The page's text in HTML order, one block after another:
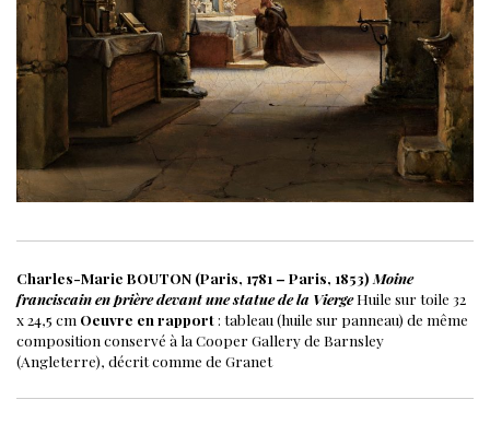
Charles-Marie BOUTON (Paris, 1781 – Paris, 1853) Moine
franciscain en prière devant une statue de la ViergeHuile sur toile 32
x 24,5 cm Oeuvre en rapport: tableau (huile sur panneau) de même
composition conservé à la Cooper Gallery de Barnsley
(Angleterre), décrit comme de Granet